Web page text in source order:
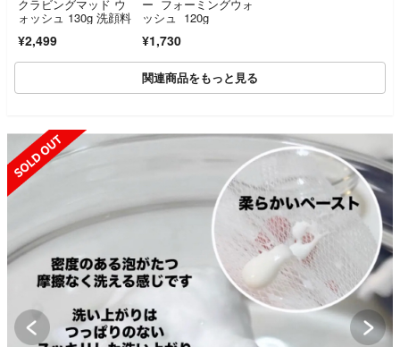
クラビングマッド ウ
ォッシュ 130g 洗顔料
¥2,499
ー フォーミングウォ
ッシュ 120g
¥1,730
関連商品をもっと見る
SOLD OUT